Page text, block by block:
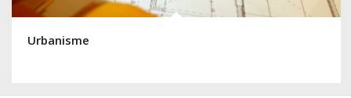
Urbanisme